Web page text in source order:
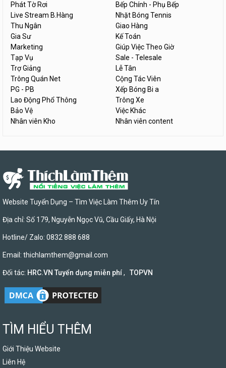
Phát Tờ Rơi
Bếp Chính - Phụ Bếp
Live Stream B.Hàng
Nhặt Bóng Tennis
Thu Ngân
Giao Hàng
Gia Sư
Kế Toán
Marketing
Giúp Việc Theo Giờ
Tạp Vụ
Sale - Telesale
Trợ Giảng
Lễ Tân
Trông Quán Net
Cộng Tác Viên
PG - PB
Xếp Bóng Bi a
Lao Động Phổ Thông
Trông Xe
Bảo Vệ
Việc Khác
Nhân viên Kho
Nhân viên content
Website Tuyển Dụng – Tìm Việc Làm Thêm Uy Tín
Địa chỉ: Số 179, Nguyễn Ngọc Vũ, Cầu Giấy, Hà Nội
Hotline/ Zalo: 0832 888 688
Email: thichlamthem@gmail.com
Đối tác: HRC.VN Tuyển dụng miễn phí, TOPVN
TÌM HIỂU THÊM
Giới Thiệu Website
Liên Hệ